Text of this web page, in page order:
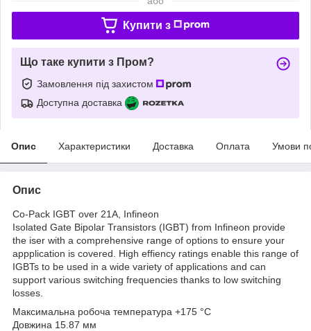
Купити з
Що таке купити з Пром?
Замовлення під захистом
Доступна доставка
Опис Характеристики Доставка Оплата Умови
Опис
Co-Pack IGBT over 21A, Infineon
Isolated Gate Bipolar Transistors (IGBT) from Infineon provide
the iser with a comprehensive range of options to ensure your
appplication is covered. High effiency ratings enable this range of
IGBTs to be used in a wide variety of applications and can
support various switching frequencies thanks to low switching
losses.
Максимальна робоча температура +175 °C
Довжина 15.87 мм